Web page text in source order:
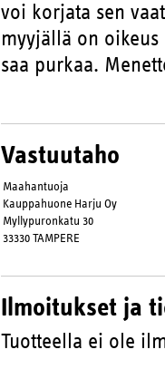
voi korjata sen
myyjällä on
saa purkaa.
Vastuutaho
Maahantuoja
Kauppahuone Harju Oy
Myllypuronkatu 30
33330 TAMPERE
Ilmoitukset ja
Tuotteella ei ole